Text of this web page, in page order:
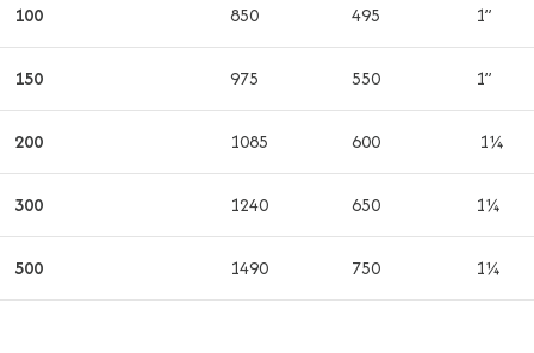
100 850 495 1”
150 975 550 1”
200 1085 600 1¼
300 1240 650 1¼
500 1490 750 1¼